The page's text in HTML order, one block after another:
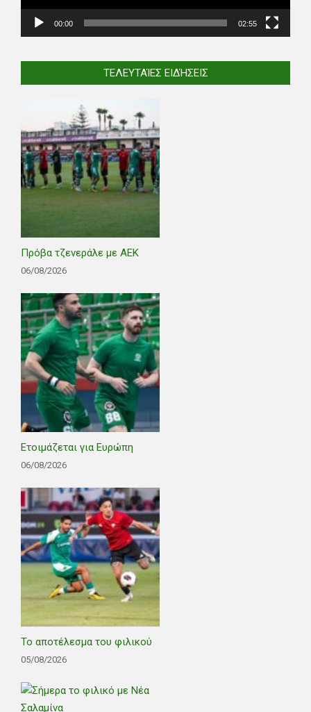
00:00 02:55
ΤΕΛΕΥΤΑΊΕΣ ΕΙΔΉΣΕΙΣ
Πρόβα τζενεράλε με ΑΕΚ
06/08/2026
Ετοιμάζεται για Ευρώπη
06/08/2026
Το αποτέλεσμα του φιλικού
05/08/2026